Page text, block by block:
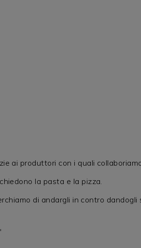
ai produttori con i quali
la pasta e la pizza.
di andargli in contro dandogli